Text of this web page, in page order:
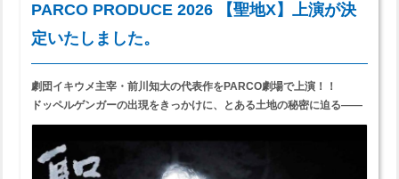
PARCO PRODUCE 2026 【聖地X】上演が決
定いたしました。
劇団イキウメ主宰・前川知大の代表作をPARCO劇場で上演！！
ドッペルゲンガーの出現をきっかけに、とある土地の秘密に迫る――